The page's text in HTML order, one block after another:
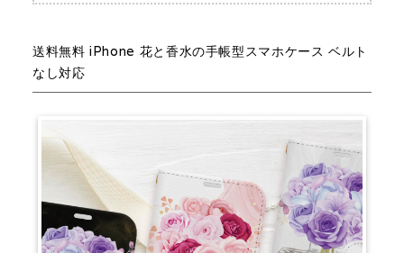
送料無料 iPhone 花と香水の手帳型スマホケース ベルト
なし対応